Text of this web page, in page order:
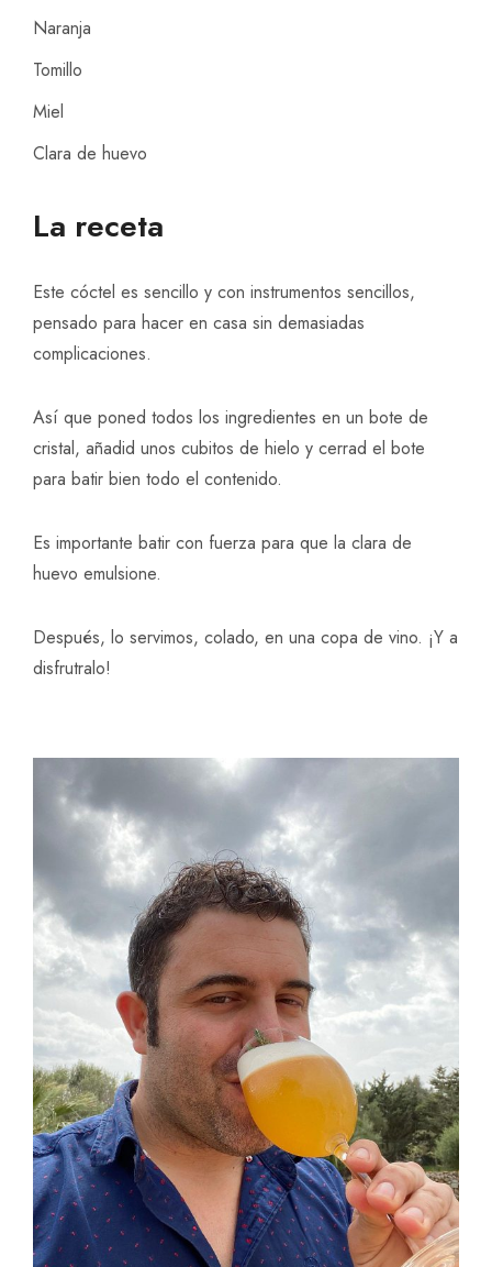
Naranja
Tomillo
Miel
Clara de huevo
La receta
Este cóctel es sencillo y con instrumentos sencillos,
pensado para hacer en casa sin demasiadas
complicaciones.
Así que poned todos los ingredientes en un bote de
cristal, añadid unos cubitos de hielo y cerrad el bote
para batir bien todo el contenido.
Es importante batir con fuerza para que la clara de
huevo emulsione.
Después, lo servimos, colado, en una copa de vino. ¡Y a
disfrutralo!